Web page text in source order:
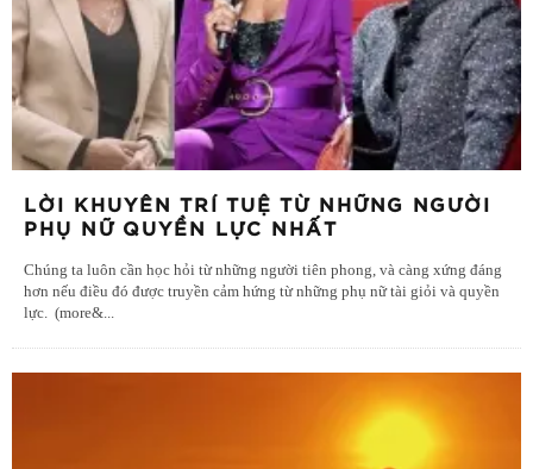
LỜI KHUYÊN TRÍ TUỆ TỪ NHỮNG NGƯỜI
PHỤ NỮ QUYỀN LỰC NHẤT
Chúng ta luôn cần học hỏi từ những người tiên phong, và càng xứng đáng
hơn nếu điều đó được truyền cảm hứng từ những phụ nữ tài giỏi và quyền
lực. (more&...